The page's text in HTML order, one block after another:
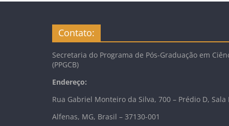
Contato:
Secretaria do Programa de Pós-Graduação em
(PPGCB)
Endereço:
Rua Gabriel Monteiro da Silva, 700 – Prédio D, Sala
Alfenas, MG, Brasil – 37130-001